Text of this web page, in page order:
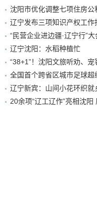
沈阳市优化调整七项住房公
辽宁发布三项知识产权工作
“民营企业进边疆·辽宁行”
辽宁沈阳：水稻种植忙
辽宁新宾：山间小花环织就
20余项“辽工辽作”亮相沈阳